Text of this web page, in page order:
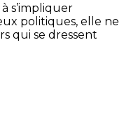
à s’impliquer
politiques, elle ne
qui se dressent